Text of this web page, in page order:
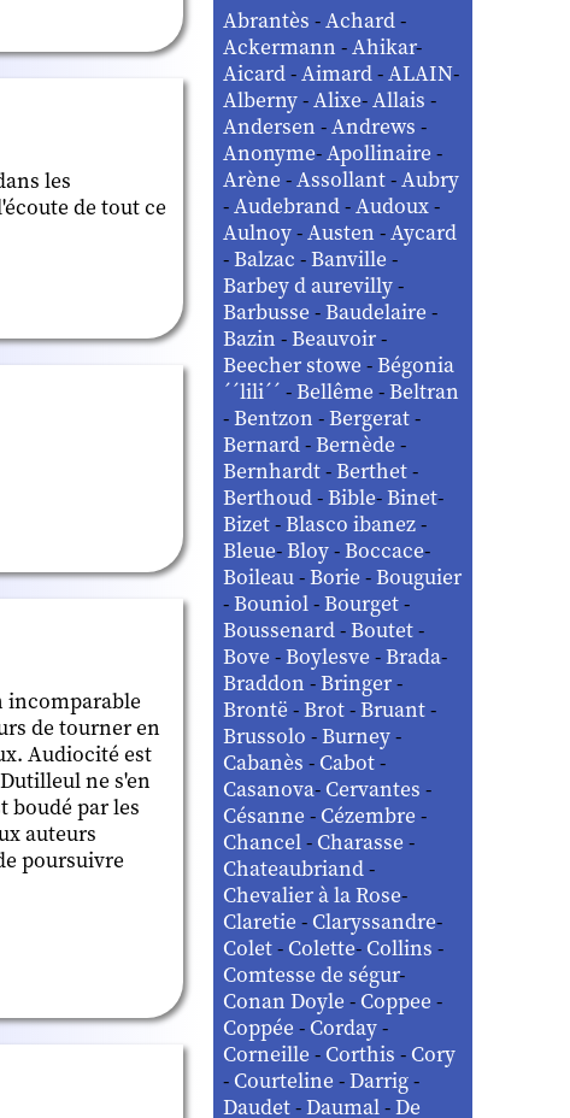
les
de tout ce
incomparable
de tourner en
Audiocité est
ne s'en
boudé par les
auteurs
poursuivre
Abrantès-Achard-
Ackermann-Ahikar-
Aicard-Aimard-ALAIN-
Alberny-Alixe-Allais-
Andersen-Andrews-
Anonyme-Apollinaire-
Arène-Assollant-Aubry
-Audebrand-Audoux-
Aulnoy-Austen-Aycard
-Balzac-Banville-
Barbey d aurevilly-
Barbusse-Baudelaire-
Bazin-Beauvoir-
Beecher stowe-Bégonia
´´lili´´-Bellême-Beltran
-Bentzon-Bergerat-
Bernard-Bernède-
Bernhardt-Berthet-
Berthoud-Bible-Binet-
Bizet-Blasco ibanez-
Bleue-Bloy-Boccace-
Boileau-Borie-Bouguier
-Bouniol-Bourget-
Boussenard-Boutet-
Bove-Boylesve-Brada-
Braddon-Bringer-
Brontë-Brot-Bruant-
Brussolo-Burney-
Cabanès- Cabot-
Casanova- Cervantes-
Césanne- Cézembre-
Chancel- Charasse-
Chateaubriand-
Chevalier à la Rose-
Claretie- Claryssandre-
Colet- Colette- Collins-
Comtesse de ségur-
Conan Doyle- Coppee-
Coppée- Corday-
Corneille- Corthis- Cory
- Courteline-Darrig-
Daudet-Daumal-De